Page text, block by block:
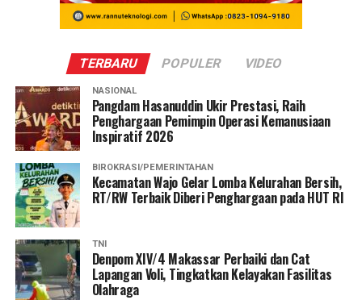
TERBARU POPULER VIDEO
NASIONAL
Pangdam Hasanuddin Ukir Prestasi, Raih
Penghargaan Pemimpin Operasi Kemanusiaan
Inspiratif 2026
BIROKRASI/PEMERINTAHAN
Kecamatan Wajo Gelar Lomba Kelurahan Bersih,
RT/RW Terbaik Diberi Penghargaan pada HUT RI
TNI
Denpom XIV/4 Makassar Perbaiki dan Cat
Lapangan Voli, Tingkatkan Kelayakan Fasilitas
Olahraga